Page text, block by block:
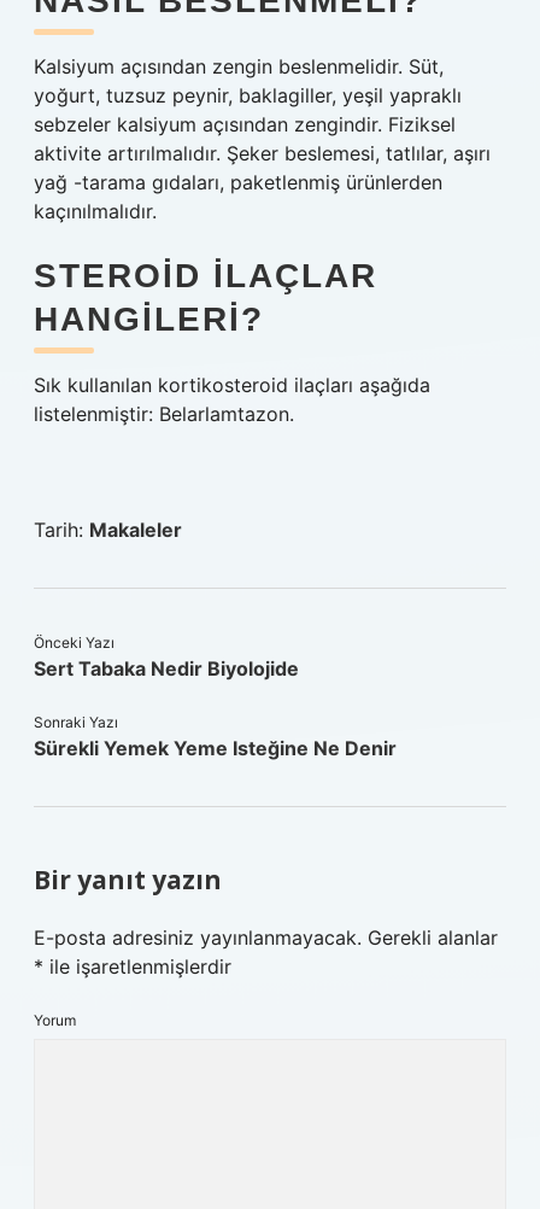
Kalsiyum açısından zengin beslenmelidir. Süt,
yoğurt, tuzsuz peynir, baklagiller, yeşil yapraklı
sebzeler kalsiyum açısından zengindir. Fiziksel
aktivite artırılmalıdır. Şeker beslemesi, tatlılar, aşırı
yağ -tarama gıdaları, paketlenmiş ürünlerden
kaçınılmalıdır.
STEROID ILAÇLAR
HANGILERI?
Sık kullanılan kortikosteroid ilaçları aşağıda
listelenmiştir: Belarlamtazon.
Tarih: Makaleler
Önceki Yazı
Sert Tabaka Nedir Biyolojide
Sonraki Yazı
Sürekli Yemek Yeme Isteğine Ne Denir
Bir yanıt yazın
E-posta adresiniz yayınlanmayacak. Gerekli alanlar
* ile işaretlenmişlerdir
Yorum